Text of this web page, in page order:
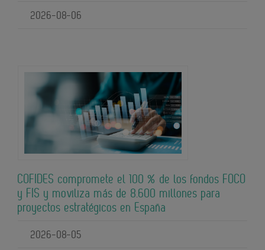
2026-08-06
COFIDES compromete el 100 % de los fondos FOCO
y FIS y moviliza más de 8.600 millones para
proyectos estratégicos en España
2026-08-05